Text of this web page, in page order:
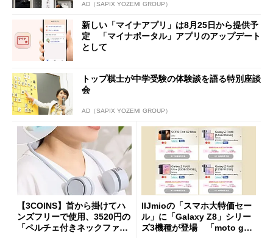
AD（SAPIX YOZEMI GROUP）
新しい「マイナアプリ」は8月25日から提供予
定 「マイナポータル」アプリのアップデート
として
トップ棋士が中学受験の体験談を語る特別座談
会
AD（SAPIX YOZEMI GROUP）
【3COINS】首から掛けてハ
ンズフリーで使用、3520円の
「ペルチェ付きネックファ
IIJmioの「スマホ大特価セー
ル」に「Galaxy Z8」シリー
ズ3機種が登場 「moto g37